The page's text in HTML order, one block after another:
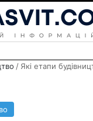
/ Які етапи